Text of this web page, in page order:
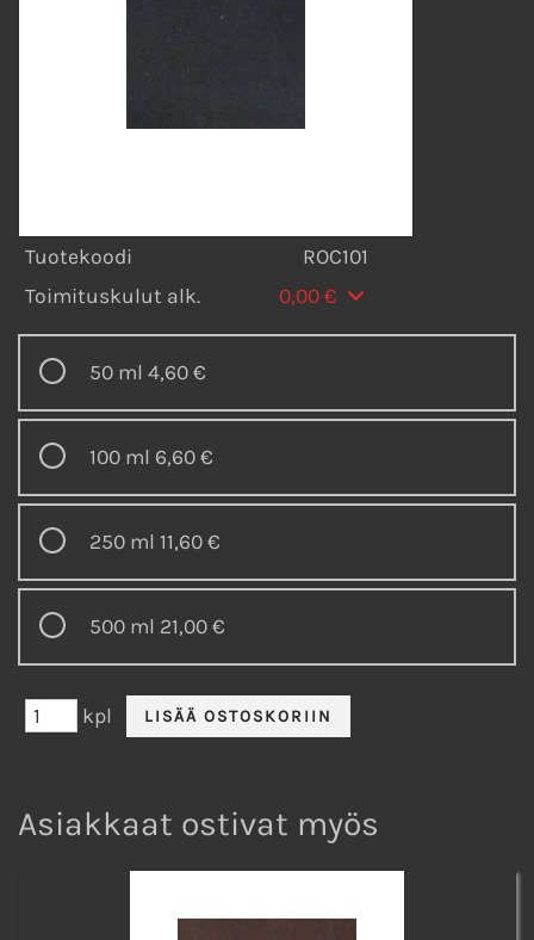
Tuotekoodi
ROC101
Toimituskulut alk.
0,00 €
50 ml 4,60 €
100 ml 6,60 €
250 ml 11,60 €
500 ml 21,00 €
kpl
Asiakkaat ostivat myös